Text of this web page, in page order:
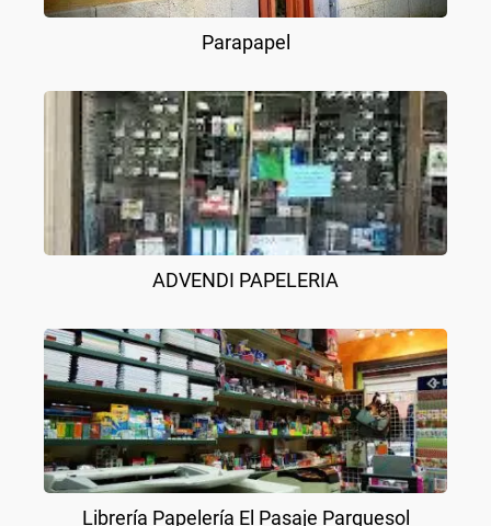
Parapapel
ADVENDI PAPELERIA
Librería Papelería El Pasaje Parquesol